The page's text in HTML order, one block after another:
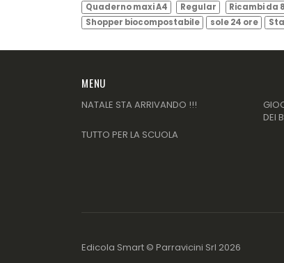
Quaderno maxi A4
Regular Ricambi da
Shopper biocompostabile
sole 24 ore
MENU
NATALE STA ARRIVANDO !!!
DEI
TUTTO PER LA SCUOLA
Edicola Smart © Parravicini Srl 2026